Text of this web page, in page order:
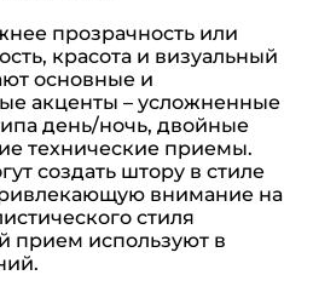
прозрачность или
красота и визуальный
основные и
акценты – усложненные
день/ночь, двойные
технические приемы.
создать штору в стиле
внимание на
стиля
прием используют в